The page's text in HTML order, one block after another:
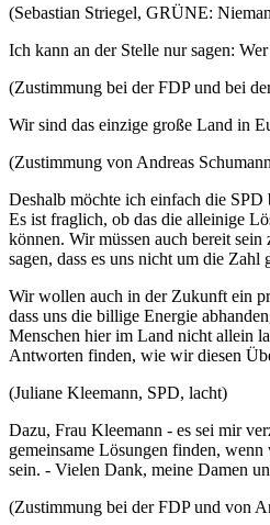
(Sebastian Striegel, GRÜNE:
Ich kann an der Stelle nur sagen:
(Zustimmung bei der FDP und bei
Wir sind das einzige große Land in
(Zustimmung von Andreas
Deshalb möchte ich einfach die SPD
Es ist fraglich, ob das die alleinige
können. Wir müssen auch bereit
sagen, dass es uns nicht um die
Wir wollen auch in der Zukunft ein
dass uns die billige Energie
Menschen hier im Land nicht allein
Antworten finden, wie wir diesen
(Juliane Kleemann, SPD, lacht)
Dazu, Frau Kleemann - es sei mir
gemeinsame Lösungen finden,
sein. - Vielen Dank, meine Damen
(Zustimmung bei der FDP und von